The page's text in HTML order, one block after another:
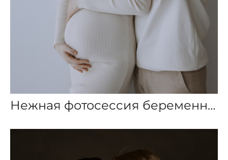
Нежная фотосессия беременности в студии — Пусан